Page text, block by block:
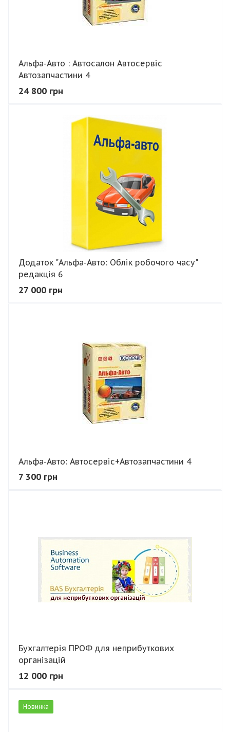
Альфа-Авто : Автосалон Автосервіс
Автозапчастини 4
24 800 грн
В КОШИК
Додаток "Альфа-Авто: Облік робочого часу"
редакція 6
27 000 грн
Альфа-Авто: Автосервіс+Автозапчастини 4
7 300 грн
Бухгалтерія ПРОФ для неприбуткових
організацій
12 000 грн
Новинка